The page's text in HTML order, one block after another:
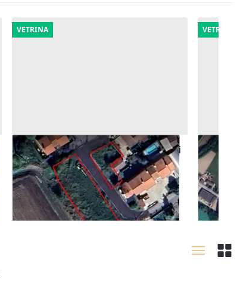
VETRINA
Asta Terreni edificabili residenziali
Casaleone (Verona)
7.100 €
30/09/2026
VETRINA
Asta
12.973
15/